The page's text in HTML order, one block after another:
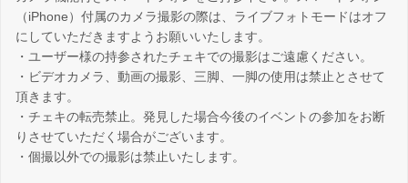
（iPhone）付属のカメラ撮影の際は、ライブフォトモードはオフ
にしていただきますようお願いいたします。
・ユーザー様の持参されたチェキでの撮影はご遠慮ください。
・ビデオカメラ、動画の撮影、三脚、一脚の使用は禁止とさせて
頂きます。
・チェキの転売禁止。発見した場合今後のイベントの参加をお断
りさせていただく場合がございます。
・個撮以外での撮影は禁止いたします。